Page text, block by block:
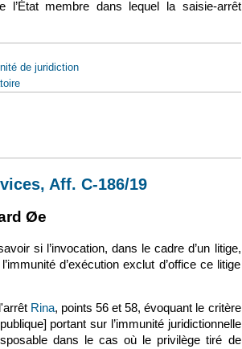
membre dans lequel la saisie-arrêt
de juridiction
Aff. C-186/19
Øe
si l’invocation, dans le cadre d’un litige,
d’exécution exclut d’office ce litige
Rina, points 56 et 58, évoquant le critère
portant sur l’immunité juridictionnelle
dans le cas où le privilège tiré de